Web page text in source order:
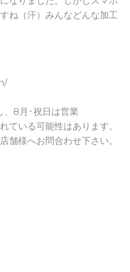
ね（汗）みんなどんな加工
8月･祝日は営業
ている可能性はあります。
舗様へお問合わせ下さい。